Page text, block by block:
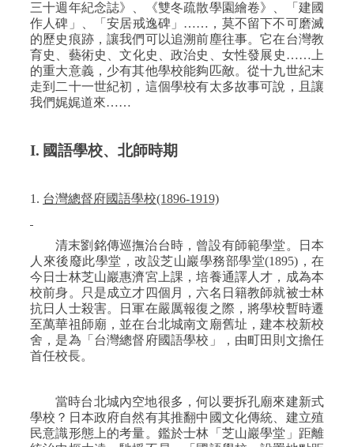
三十週年紀念誌》、《雙冬疏散學園繪卷》、「建國
作人碑」、「安居戒逸碑」……，莫不留下不可磨滅
的歷史痕跡，讓我們可以追溯前塵往事。它在台灣教
育史、藝術史、文化史、政治史、女性發展史……上
的重大意義，少有其他學校能夠匹敵。從十九世紀末
走到二十一世紀初，這個學校有太多故事可說，且讓
我們娓娓道來……
I. 國語學校、北師時期
1. 台灣總督府國語學校(1896-1919)
清末劉銘傳巡撫治台時，曾設有師範學堂。日本
人來後廢此學堂，改設芝山巖學務部學堂(1895) ，在
今日士林芝山巖惠濟宮上課，培養通譯人才，成為本
校前身。只是成立才四個月，六名日籍教師就被士林
抗日人士殺害。日軍在嚴厲報復之際，將學校暫時遷
至萬華祖師廟，並在台北城南文廟舊址，建本校新校
舍，是為「台灣總督府國語學校」，由町田則文擔任
首任校長。
當時台北城內空地很多，何以要拆孔廟來建新式
學校？日本政府自然有其推翻中國文化傳統、建立殖
民意識形態上的考量。鑑於士林「芝山巖學堂」距離